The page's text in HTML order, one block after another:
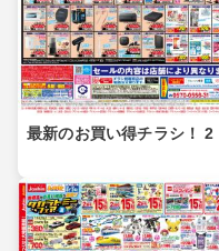
最新のお買い得チラシ！ 2